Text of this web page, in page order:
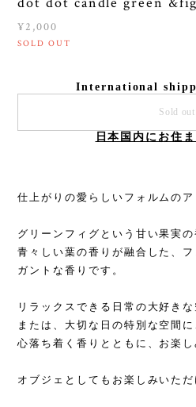
¥2,000
SOLD OUT
International
Sold out
日本国内にお住
仕上がりの愛らしいフォルムのア
グリーンフィグという甘い果実の
青々しい葉の香りが融合した、
ガントな香りです。
リラックスできる日常の大好きな
または、大切な日の特別な空間に
心落ち着く香りとともに、お楽し
オブジェとしてもお楽しみいただ